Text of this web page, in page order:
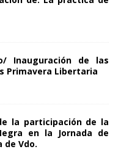
Inauguración de las
Primavera Libertaria
la participación de la
en la Jornada de
Vdo.